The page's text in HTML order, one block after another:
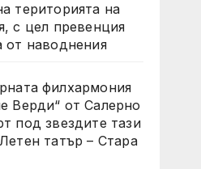
територията на
с цел превенция
от наводнения
филхармония
Верди“ от Салерно
под звездите тази
татър – Стара